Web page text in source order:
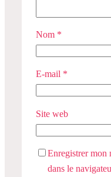
Nom *
E-mail *
Site web
Enregistrer mon
dans le